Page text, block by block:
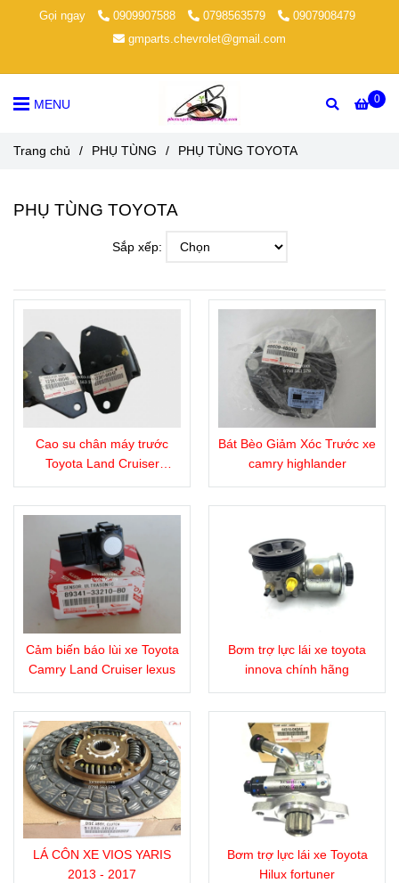
Gọi ngay 0909907588 0798563579
0907908479
gmparts.chevrolet@gmail.com
0
MENU
Trang chủ / PHỤ TÙNG / PHỤ TÙNG TOYOTA
PHỤ TÙNG TOYOTA
Sắp xếp:
Cao su chân máy trước
Toyota Land Cruiser
Bát Bèo Giảm Xóc Trước xe
camry highlander
Cảm biến báo lùi xe Toyota
Camry Land Cruiser lexus
Bơm trợ lực lái xe toyota
innova chính hãng
LÁ CÔN XE VIOS YARIS
2013 - 2017
Bơm trợ lực lái xe Toyota
Hilux fortuner